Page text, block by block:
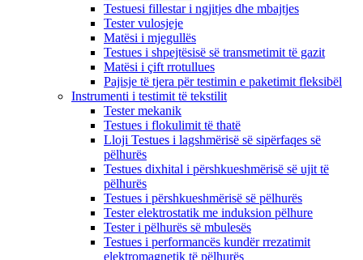
Testuesi fillestar i ngjitjes dhe mbajtjes
Tester vulosjeje
Matësi i mjegullës
Testues i shpejtësisë së transmetimit të gazit
Matësi i çift rrotullues
Pajisje të tjera për testimin e paketimit fleksibël
Instrumenti i testimit të tekstilit
Tester mekanik
Testues i flokulimit të thatë
Lloji Testues i lagshmërisë së sipërfaqes së
pëlhurës
Testues dixhital i përshkueshmërisë së ujit të
pëlhurës
Testues i përshkueshmërisë së pëlhurës
Tester elektrostatik me induksion pëlhure
Tester i pëlhurës së mbulesës
Testues i performancës kundër rrezatimit
elektromagnetik të pëlhurës